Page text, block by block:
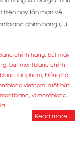
nay Tản mạn về
chính hãng [...]
chính hãng, bút máy
, bút montblanc chính
tại tphcm, Đồng hồ
vietnam, ruột bút
, vi montblanc,
Read more...